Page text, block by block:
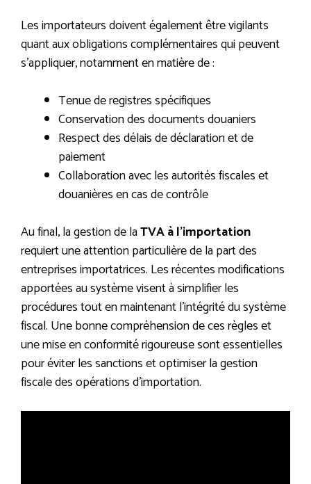
Les importateurs doivent également être vigilants
quant aux obligations complémentaires qui peuvent
s’appliquer, notamment en matière de :
Tenue de registres spécifiques
Conservation des documents douaniers
Respect des délais de déclaration et de
paiement
Collaboration avec les autorités fiscales et
douanières en cas de contrôle
Au final, la gestion de laTVA à l’importation
requiert une attention particulière de la part des
entreprises importatrices. Les récentes modifications
apportées au système visent à simplifier les
procédures tout en maintenant l’intégrité du système
fiscal. Une bonne compréhension de ces règles et
une mise en conformité rigoureuse sont essentielles
pour éviter les sanctions et optimiser la gestion
fiscale des opérations d’importation.